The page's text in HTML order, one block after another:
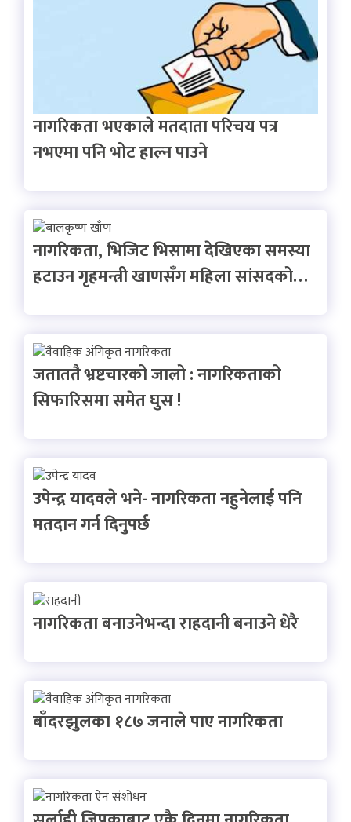
नागरिकता भएकाले मतदाता परिचय पत्र
नभएमा पनि भोट हाल्न पाउने
नागरिकता, भिजिट भिसामा देखिएका समस्या
हटाउन गृहमन्त्री खाणसँग महिला सांसदको…
जताततै भ्रष्टचारको जालो : नागरिकताको
सिफारिसमा समेत घुस !
उपेन्द्र यादवले भने- नागरिकता नहुनेलाई पनि
मतदान गर्न दिनुपर्छ
नागरिकता बनाउनेभन्दा राहदानी बनाउने धेरै
बाँदरझुलका १८७ जनाले पाए नागरिकता